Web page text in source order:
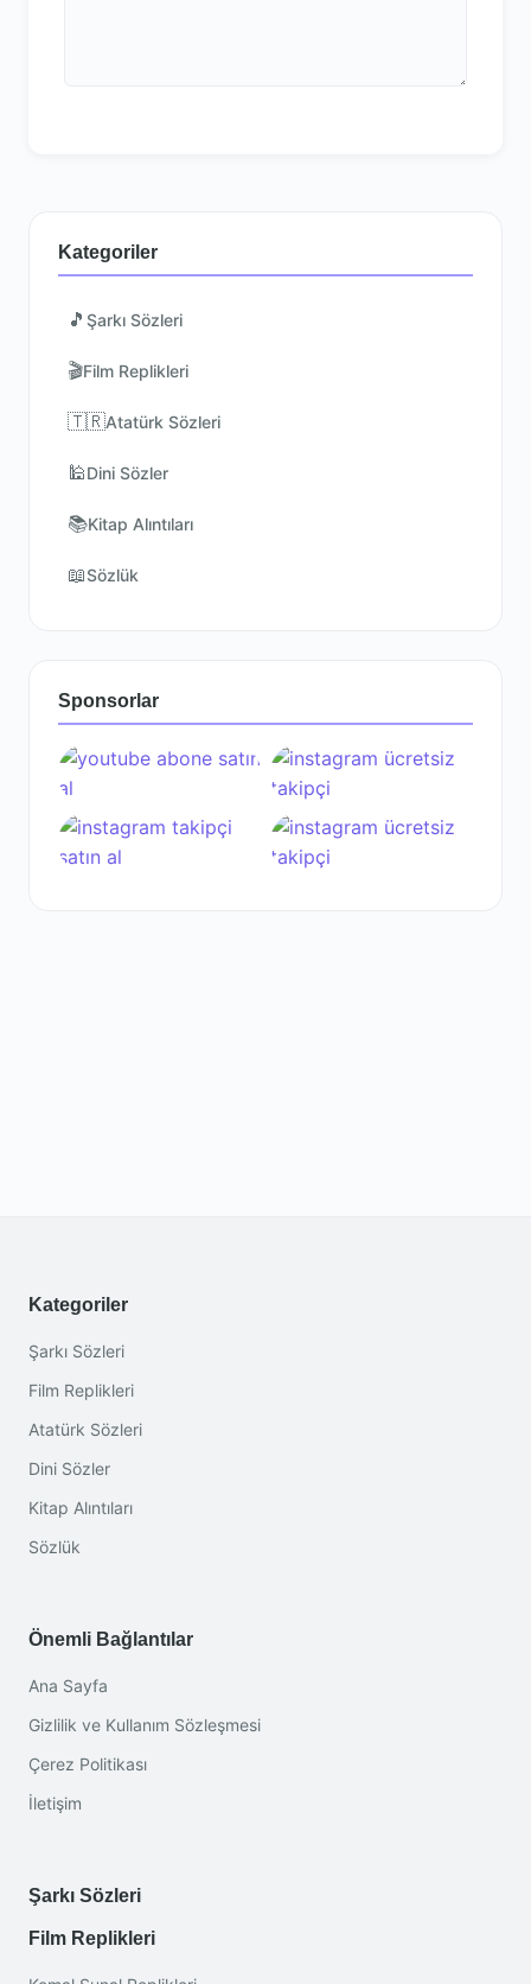
Kategoriler
🎵 Şarkı Sözleri
🎬Film Replikleri
🇹🇷Atatürk Sözleri
🕌Dini Sözler
📚Kitap Alıntıları
📖Sözlük
Sponsorlar
Kategoriler
Şarkı Sözleri
Film Replikleri
Atatürk Sözleri
Dini Sözler
Kitap Alıntıları
Sözlük
Önemli Bağlantılar
Ana Sayfa
Gizlilik ve Kullanım Sözleşmesi
Çerez Politikası
İletişim
Şarkı Sözleri
Film Replikleri